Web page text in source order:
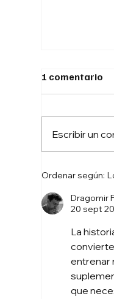
Cómo
Proveedor
para
Decisión
1 comentario
Escribir un
Ordenar según:
Dragomir
20 sept
La
entrenar
que